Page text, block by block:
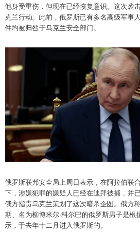
他身受重伤，但现在已经恢复意识。这次袭
克兰行动。此前，俄罗斯已有多名高级军事
件均被归咎于乌克兰安全部门。
俄罗斯联邦安全局上周日表示，在阿拉伯联
下，涉嫌犯罪的嫌疑人已经在迪拜被捕，并
俄方指责乌克兰策划了这次暗杀企图。俄方
期、名为柳博米尔·科尔巴的俄罗斯男子是根
示，于去年十二月进入俄罗斯的。